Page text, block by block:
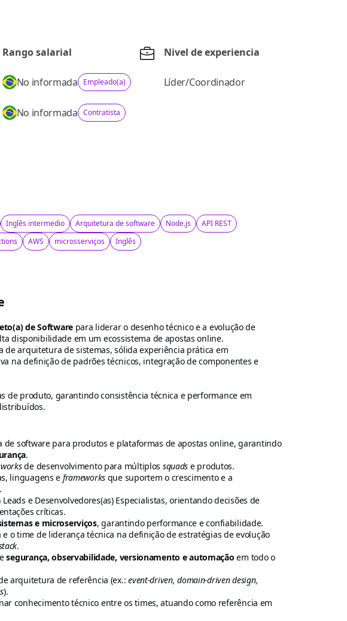
Rango salarial
No informada Empleado(a)
No informada Contratista
Nivel de experiencia
Líder/Coordinador
Inglês intermedio Arquitetura de software Node.js
API REST
AWS microsserviços Inglês
de Software para liderar o desenho técnico e a evolução de
disponibilidade em um ecossistema de apostas online.
de arquitetura de sistemas, sólida experiência prática em
na definição de padrões técnicos, integração de componentes e
de produto, garantindo consistência técnica e performance em
de software para produtos e plataformas de apostas online, garantindo
.
de desenvolvimento para múltiplos squads e produtos.
linguagens e frameworks que suportem o crescimento e a
e Desenvolvedores(as) Especialistas, orientando decisões de
críticas.
e microserviços, garantindo performance e confiabilidade.
o time de liderança técnica na definição de estratégias de evolução
.
segurança, observabilidade, versionamento e automação em todo o
arquitetura de referência (ex.:event-driven, domain-driven design,
).
conhecimento técnico entre os times, atuando como referência em